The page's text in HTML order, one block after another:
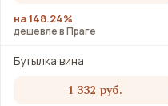
на 148.24%
дешевле в Праге
Бутылка вина
1 332 руб.